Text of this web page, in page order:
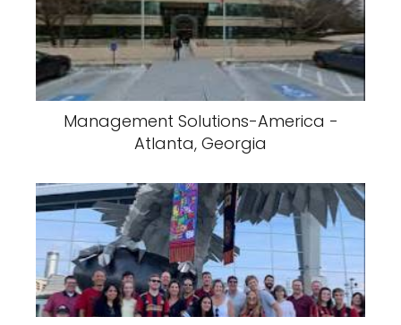
Management Solutions-America -
Atlanta, Georgia